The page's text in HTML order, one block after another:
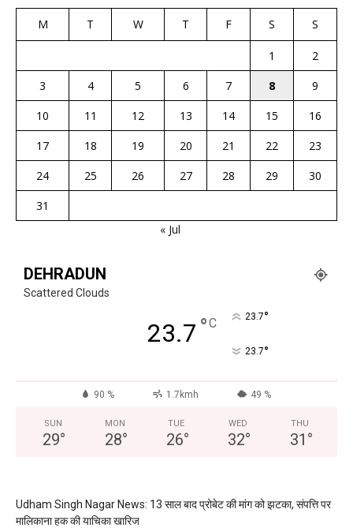
M T W T F S S
1
2
3
4 5 6 7 8
9
10
11 12 13 14 15
16
17
18 19 20 21 22
23
24
25 26 27 28 29
30
31
« Jul
DEHRADUN
Scattered Clouds
23.7 °C 23.7°
23.7°
90 % 1.7kmh 49 %
SUN
29°
MON
28°
TUE
26°
WED
32°
THU
31 °
Udham Singh Nagar News: 13 साल बाद प्रोबेट की मांग को झटका, संपत्ति पर
मालिकाना हक की याचिका खारिज